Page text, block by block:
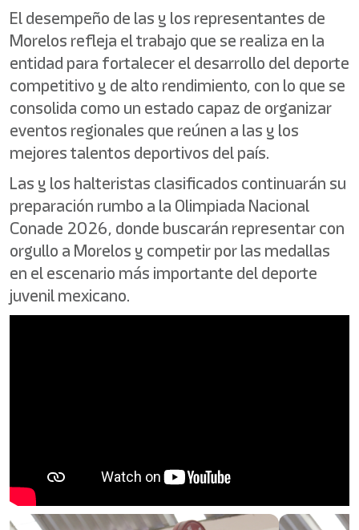
El desempeño de las y los representantes de
Morelos refleja el trabajo que se realiza en la
entidad para fortalecer el desarrollo del deporte
competitivo y de alto rendimiento, con lo que se
consolida como un estado capaz de organizar
eventos regionales que reúnen a las y los
mejores talentos deportivos del país.
Las y los halteristas clasificados continuarán su
preparación rumbo a la Olimpiada Nacional
Conade 2026, donde buscarán representar con
orgullo a Morelos y competir por las medallas
en el escenario más importante del deporte
juvenil mexicano.